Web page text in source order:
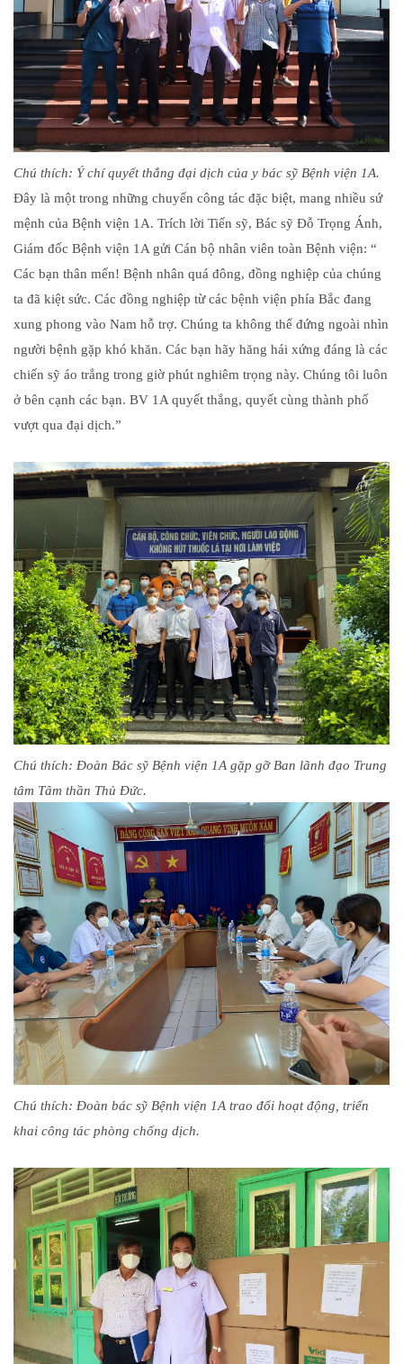
Chú thích: Ý chí quyết thắng đại dịch của y bác sỹ Bệnh viện 1A.
Đây là một trong những chuyến công tác đặc biệt, mang nhiều sứ
mệnh của Bệnh viện 1A. Trích lời Tiến sỹ, Bác sỹ Đỗ Trọng Ánh,
Giám đốc Bệnh viện 1A gửi Cán bộ nhân viên toàn Bệnh viện: “
Các bạn thân mến! Bệnh nhân quá đông, đồng nghiệp của chúng
ta đã kiệt sức. Các đồng nghiệp từ các bệnh viện phía Bắc đang
xung phong vào Nam hỗ trợ. Chúng ta không thể đứng ngoài nhìn
người bệnh gặp khó khăn. Các bạn hãy hăng hái xứng đáng là các
chiến sỹ áo trắng trong giờ phút nghiêm trọng này. Chúng tôi luôn
ở bên cạnh các bạn. BV 1A quyết thắng, quyết cùng thành phố
vượt qua đại dịch.”
Chú thích: Đoàn Bác sỹ Bệnh viện 1A gặp gỡ Ban lãnh đạo Trung
tâm Tâm thần Thủ Đức.
Chú thích: Đoàn bác sỹ Bệnh viện 1A trao đổi hoạt động, triển
khai công tác phòng chống dịch.